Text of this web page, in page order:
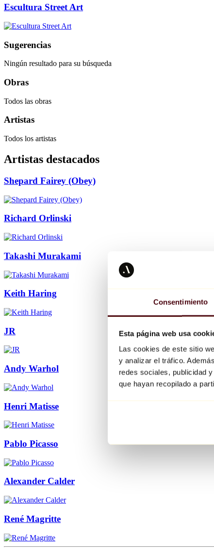
Consentimiento
Esta página web usa
Las cookies de este sitio
y analizar el tráfico.
redes sociales, publicidad
que hayan recopilado a
Escultura Street Art
Sugerencias
Ningún resultado para su búsqueda
Obras
Todos las obras
Artistas
Todos los artistas
Artistas destacados
Shepard Fairey (Obey)
Richard Orlinski
Takashi Murakami
Keith Haring
JR
Andy Warhol
Henri Matisse
Pablo Picasso
Alexander Calder
René Magritte